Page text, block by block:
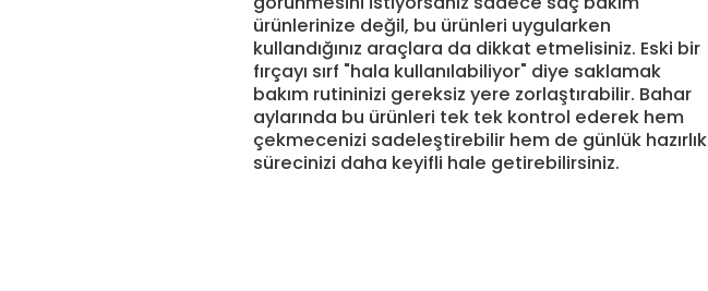
ürünlerinize değil, bu ürünleri uygularken
kullandığınız araçlara da dikkat etmelisiniz. Eski bir
fırçayı sırf "hala kullanılabiliyor" diye saklamak
bakım rutininizi gereksiz yere zorlaştırabilir. Bahar
aylarında bu ürünleri tek tek kontrol ederek hem
çekmecenizi sadeleştirebilir hem de günlük hazırlık
sürecinizi daha keyifli hale getirebilirsiniz.